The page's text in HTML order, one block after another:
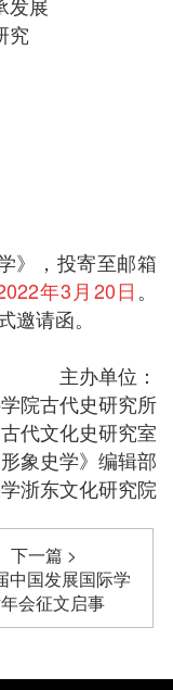
发展
究
》，投寄至邮箱
年3月20日。
请函。
主办单位：
院古代史研究所
古代文化史研究室
形象史学》编辑部
浙东文化研究院
下一篇 >
中国发展国际学
会征文启事